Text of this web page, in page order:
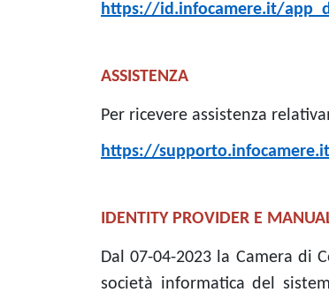
https://id.infocamere.it/
ASSISTENZA
Per ricevere assistenza
https://
IDENTITY PROVIDER E
Dal 07-04-2023 la Camera di
società informatica del